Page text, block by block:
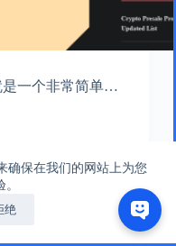
确保在我们的网站上为您
绝
是一个非常简单…